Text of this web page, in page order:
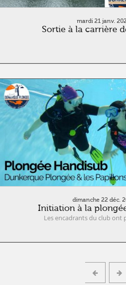
mardi 21 janv.
Sortie à la carrière
dimanche 22 déc.
Initiation à la
Les encadrants du club ont